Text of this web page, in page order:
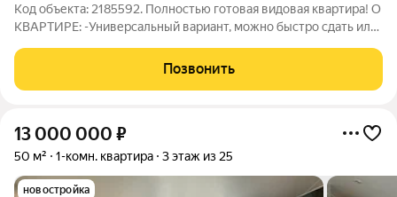
Код объекта: 2185592. Полностью готовая видовая квартира! О
КВАРТИРЕ: -Универсальный вариант, можно быстро сдать или
качественный капитальный ремонт (в том числе замена всей
электопроводки, труб и
Позвонить
13 000 000 ₽
50 м² 1-комн. квартира 3 этаж из 25
новостройка